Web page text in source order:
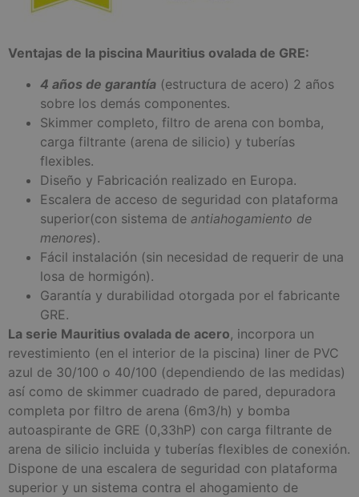
Ventajas de la piscina Mauritius ovalada de GRE:
4 años de garantía (estructura de acero) 2 años
sobre los demás componentes.
Skimmer completo, filtro de arena con bomba,
carga filtrante (arena de silicio) y tuberías
flexibles.
Diseño y Fabricación realizado en Europa.
Escalera de acceso de seguridad con plataforma
superior(con sistema de antiahogamiento de
menores).
Fácil instalación (sin necesidad de requerir de una
losa de hormigón).
Garantía y durabilidad otorgada por el fabricante
GRE.
La serie Mauritius ovalada de acero, incorpora un
revestimiento (en el interior de la piscina) liner de PVC
azul de 30/100 o 40/100 (dependiendo de las medidas)
así como de skimmer cuadrado de pared, depuradora
completa por filtro de arena (6m3/h) y bomba
autoaspirante de GRE (0,33hP) con carga filtrante de
arena de silicio incluida y tuberías flexibles de conexión.
Dispone de una escalera de seguridad con plataforma
superior y un sistema contra el ahogamiento de